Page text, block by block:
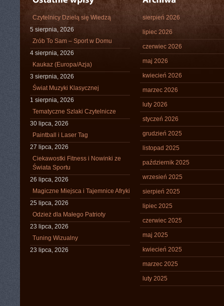
Czytelnicy Dzielą się Wiedzą
5 sierpnia, 2026
Zrób To Sam – Sport w Domu
4 sierpnia, 2026
Kaukaz (Europa/Azja)
3 sierpnia, 2026
Świat Muzyki Klasycznej
1 sierpnia, 2026
Tematyczne Szlaki Czytelnicze
30 lipca, 2026
Paintball i Laser Tag
27 lipca, 2026
Ciekawostki Fitness i Nowinki ze
Świata Sportu
26 lipca, 2026
Magiczne Miejsca i Tajemnice Afryki
25 lipca, 2026
Odzież dla Małego Patrioty
23 lipca, 2026
Tuning Wizualny
23 lipca, 2026
sierpień 2026
lipiec 2026
czerwiec 2026
maj 2026
kwiecień 2026
marzec 2026
luty 2026
styczeń 2026
grudzień 2025
listopad 2025
październik 2025
wrzesień 2025
sierpień 2025
lipiec 2025
czerwiec 2025
maj 2025
kwiecień 2025
marzec 2025
luty 2025